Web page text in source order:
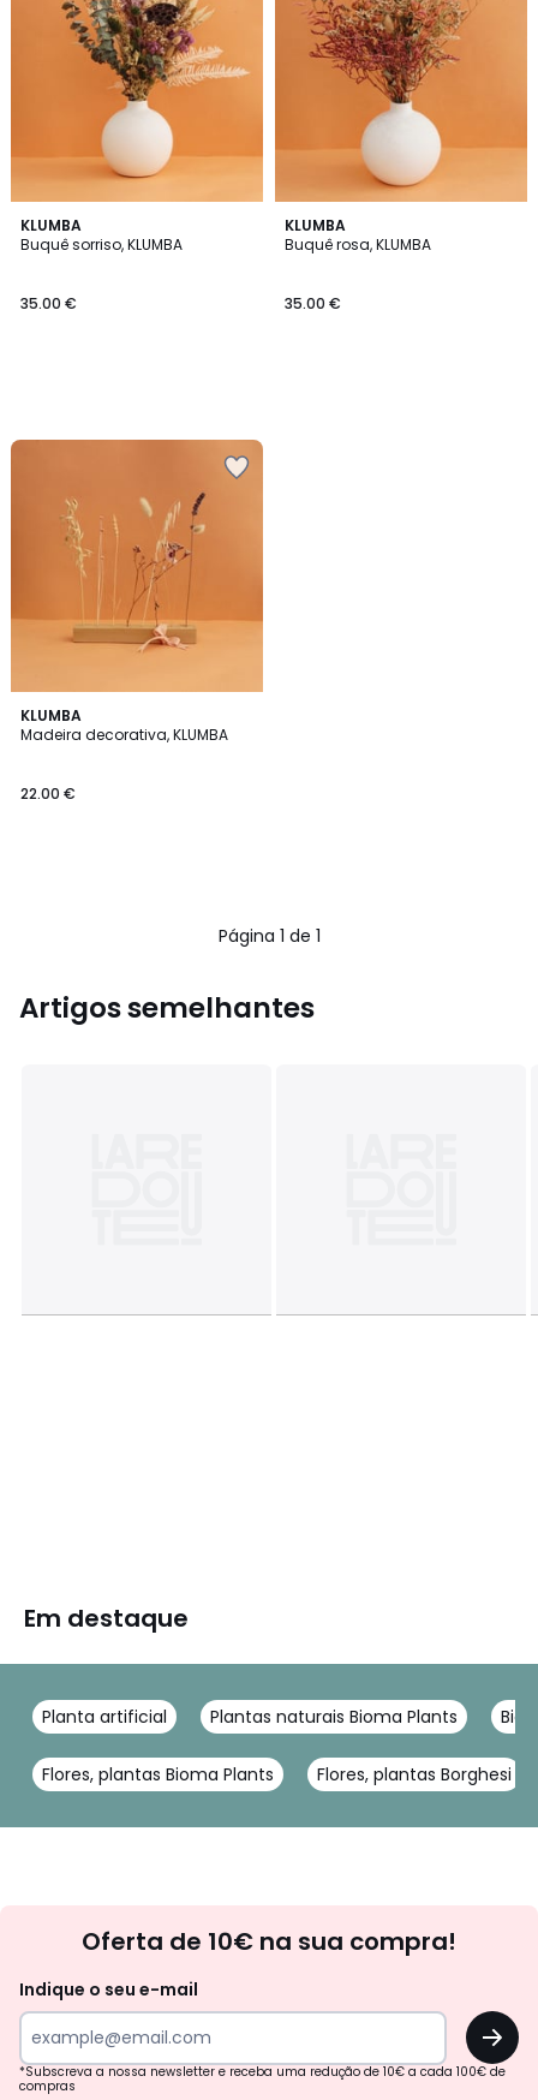
KLUMBA
Buquê sorriso, KLUMBA
35.00 €
KLUMBA
Buquê rosa, KLUMBA
35.00 €
KLUMBA
Madeira decorativa, KLUMBA
22.00 €
Página 1 de 1
Artigos semelhantes
Em destaque
Planta artificial Plantas naturais Bioma Plants
Flores, plantas Bioma Plants Flores, plantas Borghesi
Oferta de 10€ na sua compra!
Indique o seu e-mail
OK
*Subscreva a nossa newsletter e receba uma redução de 10€ a cada 100€ de
compras